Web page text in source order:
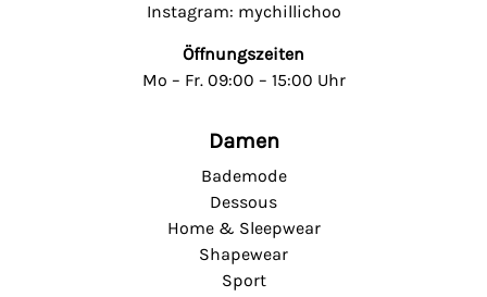
Instagram: mychillichoo
Öffnungszeiten
Mo – Fr. 09:00 – 15:00 Uhr
Damen
Bademode
Dessous
Home & Sleepwear
Shapewear
Sport